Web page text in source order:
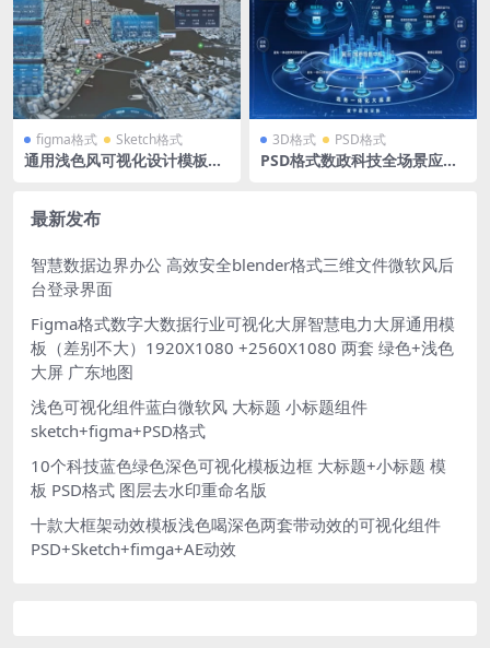
figma格式 Sketch格式
通用浅色风可视化设计模板可
3D格式 PSD格式
PSD格式数政科技全场景应用
最新发布
智慧数据边界办公 高效安全blender格式三维文件微软风后
台登录界面
Figma格式数字大数据行业可视化大屏智慧电力大屏通用模
板（差别不大）1920X1080 +2560X1080 两套 绿色+浅色
大屏 广东地图
浅色可视化组件蓝白微软风 大标题 小标题组件
sketch+figma+PSD格式
10个科技蓝色绿色深色可视化模板边框 大标题+小标题 模
板 PSD格式 图层去水印重命名版
十款大框架动效模板浅色喝深色两套带动效的可视化组件
PSD+Sketch+fimga+AE动效